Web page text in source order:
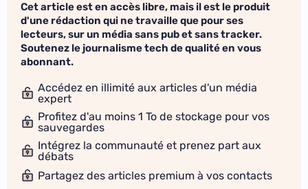
Cet article est en accès libre, mais il est le produit
d'une rédaction qui ne travaille que pour ses
lecteurs, sur un média sans pub et sans tracker.
Soutenez le journalisme tech de qualité en vous
abonnant.
Accédez en illimité aux articles d'un média
expert
Profitez d'au moins 1 To de stockage pour vos
sauvegardes
Intégrez la communauté et prenez part aux
débats
Partagez des articles premium à vos contacts